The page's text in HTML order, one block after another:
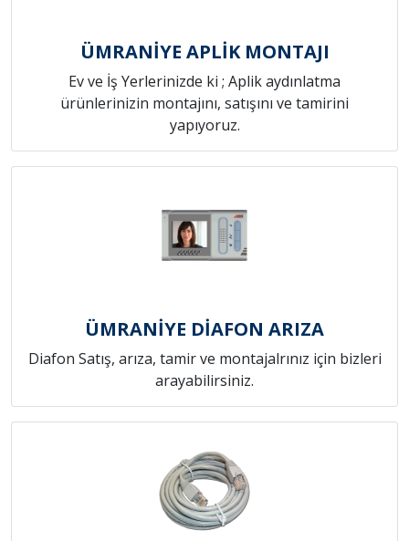
ÜMRANİYE APLİK MONTAJI
Ev ve İş Yerlerinizde ki ; Aplik aydınlatma
ürünlerinizin montajını, satışını ve tamirini
yapıyoruz.
ÜMRANİYE DİAFON ARIZA
Diafon Satış, arıza, tamir ve montajalrınız için bizleri
arayabilirsiniz.